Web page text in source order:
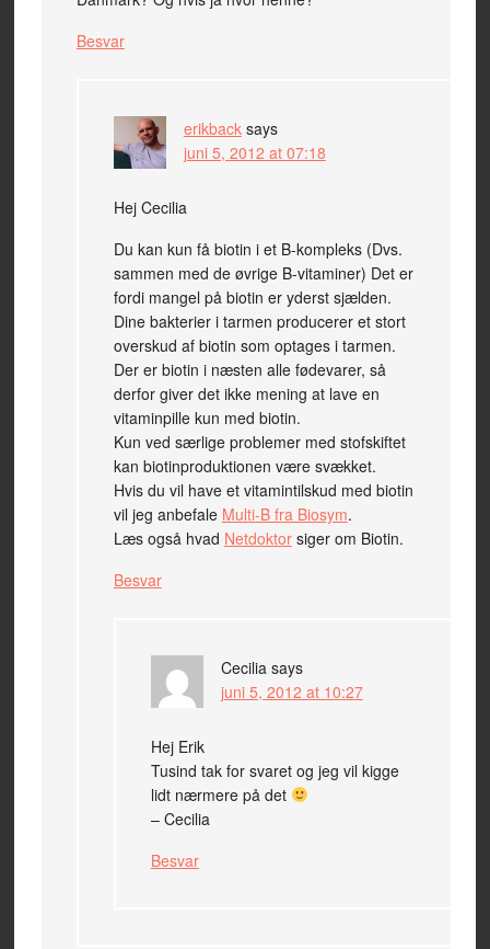
Besvar
erikback says
juni 5, 2012 at 07:18
Hej Cecilia
Du kan kun få biotin i et B-kompleks (Dvs.
sammen med de øvrige B-vitaminer) Det er
fordi mangel på biotin er yderst sjælden.
Dine bakterier i tarmen producerer et stort
overskud af biotin som optages i tarmen.
Der er biotin i næsten alle fødevarer, så
derfor giver det ikke mening at lave en
vitaminpille kun med biotin.
Kun ved særlige problemer med stofskiftet
kan biotinproduktionen være svækket.
Hvis du vil have et vitamintilskud med biotin
vil jeg anbefale Multi-B fra Biosym.
Læs også hvad Netdoktorsiger om Biotin.
Besvar
Cecilia says
juni 5, 2012 at 10:27
Hej Erik
Tusind tak for svaret og jeg vil kigge
lidt nærmere på det
– Cecilia
Besvar